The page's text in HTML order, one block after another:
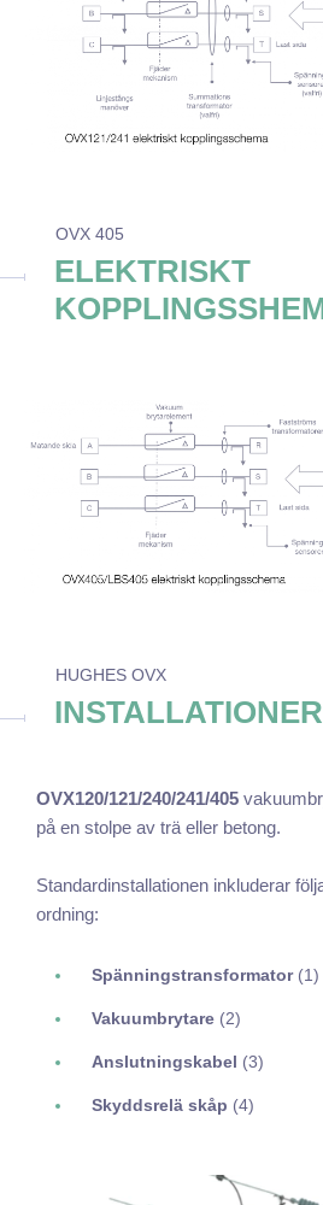
OVX 405
ELEKTRISKT
HUGHES OVX
INSTALLATIONER
OVX120/121/240/241/405
på en stolpe av trä eller betong.
Standardinstallationen inkluderar
ordning:
Spänningstransformator(1)
Vakuumbrytare (2)
Anslutningskabel (3)
Skyddsrelä skåp (4)